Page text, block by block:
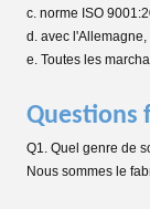
c. norme ISO
d. avec
e. Toutes les
Questions
Q1. Quel genre de
Nous sommes le